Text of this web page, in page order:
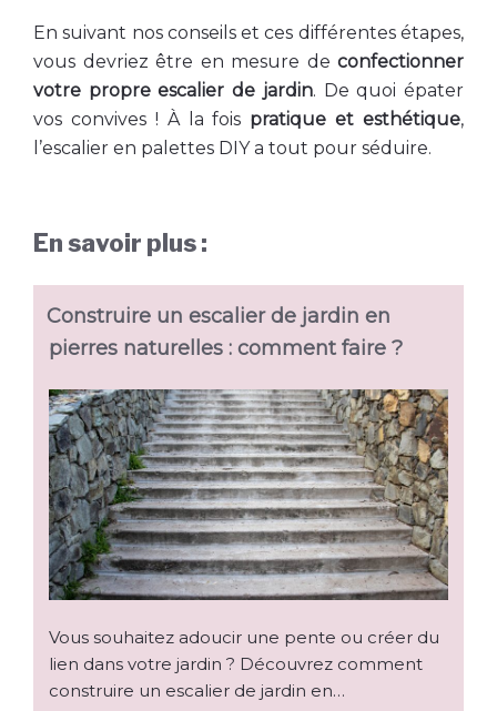
En suivant nos conseils et ces différentes étapes,
vous devriez être en mesure de confectionner
votre propre escalier de jardin. De quoi épater
vos convives ! À la fois pratique et esthétique,
l’escalier en palettes DIY a tout pour séduire.
En savoir plus :
Construire un escalier de jardin en
pierres naturelles : comment faire ?
Vous souhaitez adoucir une pente ou créer du
lien dans votre jardin ? Découvrez comment
construire un escalier de jardin en…